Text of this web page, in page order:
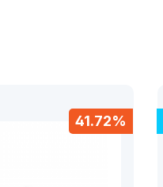
41.72%